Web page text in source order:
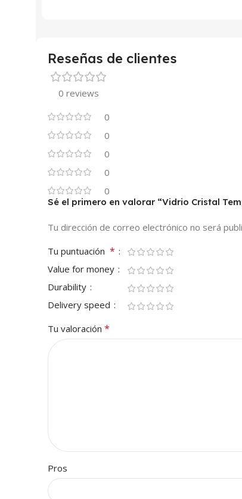
Reseñas de clientes
0 reviews
0
0
0
0
0
Sé el primero en valorar “Vidrio Cristal
Tu dirección de correo electrónico no será
Tu puntuación *
Value for money
Durability
Delivery speed
Tu valoración *
Pros